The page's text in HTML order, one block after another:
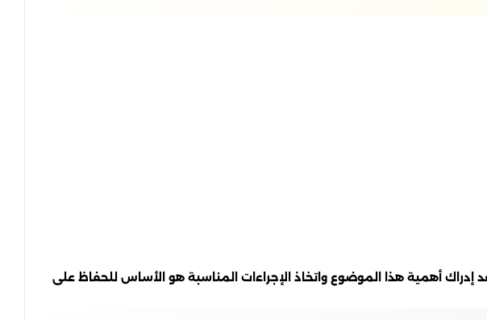
أهمية هذا الموضوع واتخاذ الإجراءات المناسبة هو الأساس للحفاظ على